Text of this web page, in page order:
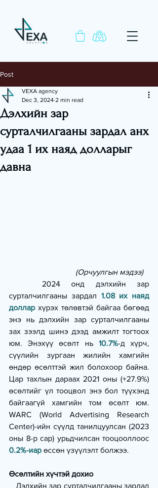
Post
Дэлхийн зар
сурталчилгааны зардал анх
удаа 1 их наяд долларыг
давна
VEXA agency
Dec 3, 2024 2 min read
(Орчуулгын мэдээ)
сурталчилгааны зардал 1.08 их наяд
доллар хүрэх төлөвтэй байгаа бөгөөд
энэ нь дэлхийн зар сурталчилгааны
зах зээлд шинэ дээд амжилт тогтоох
юм. Энэхүү өсөлт нь 10.7%-д хүрч,
сүүлийн зургаан жилийн хамгийн
өндөр өсөлттэй жил болохоор байна.
Цар тахлын дараах 2021 оны (+27.9%)
өсөлтийг үл тооцвол энэ бол түүхэнд
байгаагүй хамгийн том өсөлт юм.
WARC (World Advertising Research
Center)-ийн сүүлд танилцуулсан (2023
0.2%-иар өссөн үзүүлэлт болжээ.
Өсөлтийн хүчтэй дохио